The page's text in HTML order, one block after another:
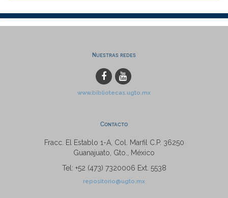
Nuestras redes
www.bibliotecas.ugto.mx
Contacto
Fracc. El Establo 1-A, Col. Marfil C.P. 36250
Guanajuato, Gto., México
Tel: +52 (473) 7320006 Ext. 5538
repositorio@ugto.mx